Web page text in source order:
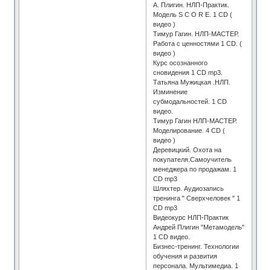
А. Плигин. НЛП-Практик.
Модель S C O R E. 1 СD (
видео )
Тимур Гагин. НЛП-МАСТЕР.
Работа с ценностями 1 CD. (
видео )
Курс осознанного
сновидения 1 СD mp3.
Татьяна Мужицкая .НЛП.
Изминение
субмодальностей. 1 CD
видео.
Тимур Гагин НЛП-МАСТЕР.
Моделирование. 4 CD (
видео )
Деревицкий. Охота на
покупателя.Самоучитель
менеджера по продажам. 1
СD mp3
Шляхтер. Аудиозапись
тренинга " Cверхчеловек " 1
CD mp3
Видеокурс НЛП-Практик
Андрей Плигин "Метамодель"
1 СD видео.
Бизнес-тренинг. Технологии
обучения и развития
персонала. Мультимедиа. 1